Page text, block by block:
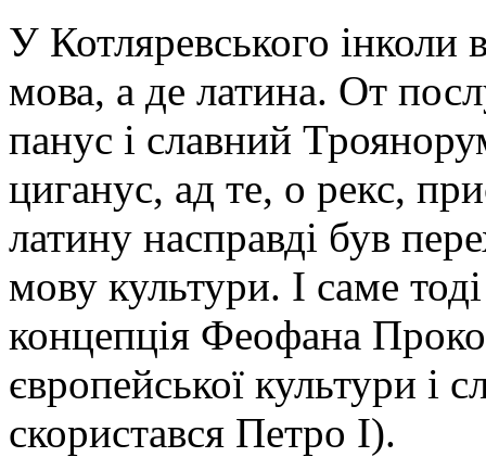
У Котля­ревського інколи
мова, а де латина. От
панус і славний
циганус, ад те, о рекс,
латину насправді був
мову культури. І саме
концепція Феофана
європейської культури і
скористався Петро I).